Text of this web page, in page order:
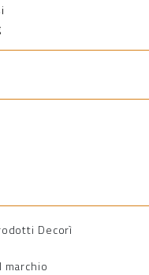
Decorì
marchio